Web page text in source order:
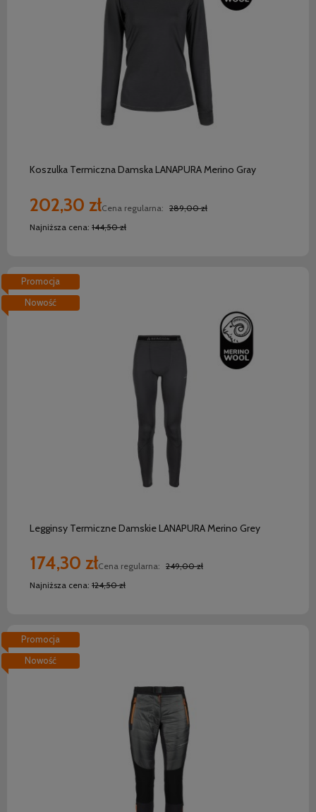
Koszulka Termiczna Damska LANAPURA Merino Gray
202,30 złCena regularna: 289,00 zł
Najniższa cena: 144,50 zł
do koszyka
Legginsy Termiczne Damskie LANAPURA Merino Grey
174,30 złCena regularna: 249,00 zł
Najniższa cena: 124,50 zł
do koszyka
Promocja
Nowość
Promocja
Nowość